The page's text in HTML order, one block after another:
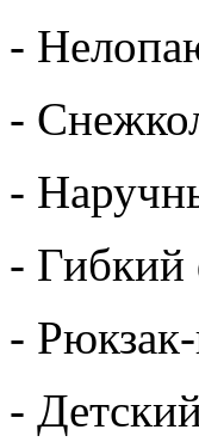
-
-
-
- Гибкий
-
-